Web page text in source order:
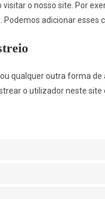
o nosso site. Por
adicionar esses
qualquer outra forma
o utilizador neste